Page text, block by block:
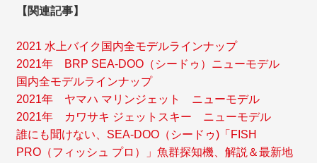
【関連記事】
2021 水上バイク国内全モデルラインナップ
2021年 BRP SEA-DOO（シードゥ）ニューモデル
国内全モデルラインナップ
2021年 ヤマハ マリンジェット ニューモデル
2021年 カワサキ ジェットスキー ニューモデル
誰にも聞けない、SEA-DOO（シードゥ)「FISH
PRO（フィッシュ プロ）」魚群探知機、解説＆最新地